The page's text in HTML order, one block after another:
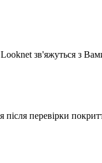
зв'яжуться з
після перевірки